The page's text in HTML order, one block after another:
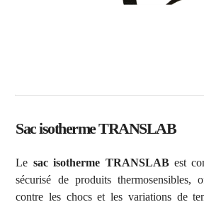
Sac isotherme TRANSLAB
Le sac isotherme TRANSLABest
sécurisé de produits thermosensibles,
contre les chocs et les variations de